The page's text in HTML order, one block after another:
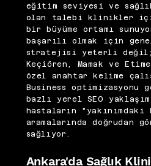
eğitim seviyesi ve
olan talebi klinikler
bir büyüme ortamı
başarılı olmak için
stratejisi yeterli değil;
Keçiören, Mamak ve
özel anahtar kelime
Business optimizasyonu
bazlı yerel SEO
hastaların
aramalarında doğrudan
sağlıyor.
Ankara'da Sağlık